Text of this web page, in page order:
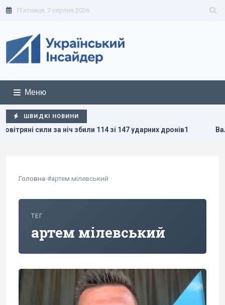
П'ятниця, 7 серпня 2026
Меню
ШВИДКІ НОВИНИ
за ніч збили 114 зі 147 ударних дронів1 Валюта
Головна›#артем мілевський
ТЕГ
артем мілевський